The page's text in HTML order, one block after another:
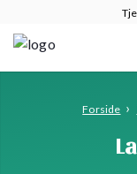
Forside ›